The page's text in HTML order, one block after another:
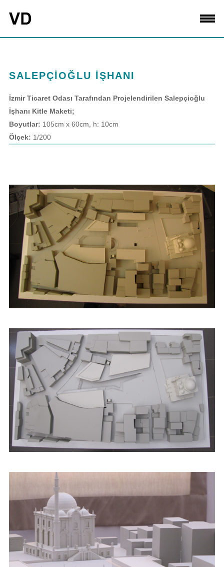
SALEPÇİOĞLU İŞHANI
İzmir Ticaret Odası Tarafından Projelendirilen Salepçioğlu
İşhanı Kitle Maketi;
Boyutlar: 105cm x 60cm, h: 10cm
Ölçek: 1/200